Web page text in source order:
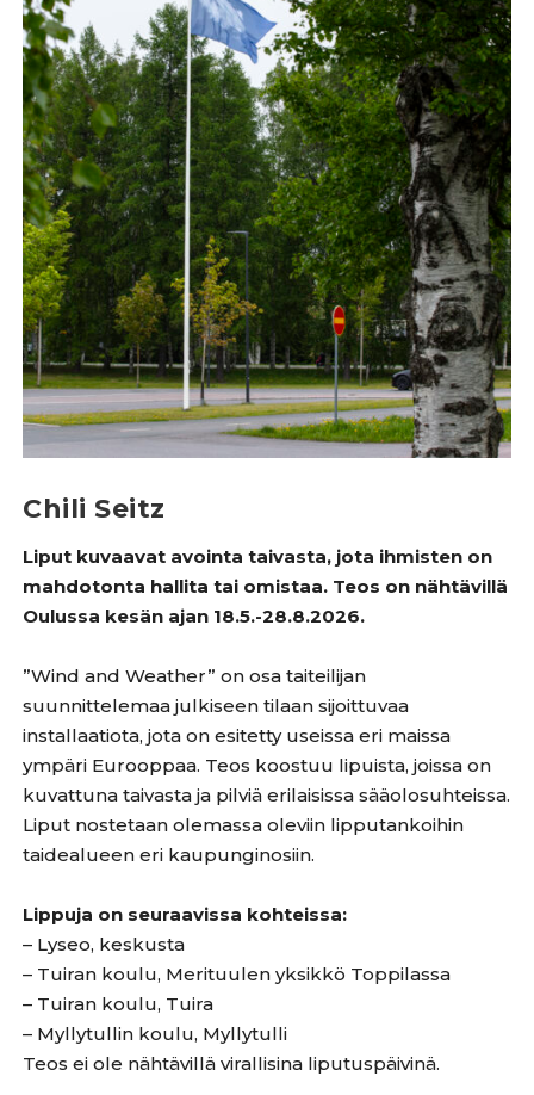
Chili Seitz
Liput kuvaavat avointa taivasta, jota ihmisten on
mahdotonta hallita tai omistaa. Teos on nähtävillä
Oulussa kesän ajan 18.5.-28.8.2026.
”Wind and Weather” on osa taiteilijan
suunnittelemaa julkiseen tilaan sijoittuvaa
installaatiota, jota on esitetty useissa eri maissa
ympäri Eurooppaa. Teos koostuu lipuista, joissa on
kuvattuna taivasta ja pilviä erilaisissa sääolosuhteissa.
Liput nostetaan olemassa oleviin lipputankoihin
taidealueen eri kaupunginosiin.
Lippuja on seuraavissa kohteissa:
– Lyseo, keskusta
– Tuiran koulu, Merituulen yksikkö Toppilassa
– Tuiran koulu, Tuira
– Myllytullin koulu, Myllytulli
Teos ei ole nähtävillä virallisina liputuspäivinä.